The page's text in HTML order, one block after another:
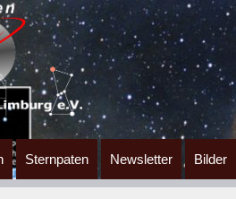
Sternpaten Newsletter Bilder